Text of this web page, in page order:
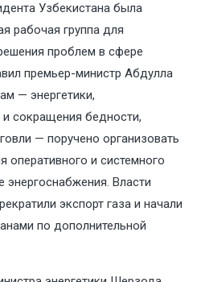
Узбекистана была
рабочая группа для
проблем в сфере
премьер-министр Абдулла
— энергетики,
сокращения бедности,
— поручено организовать
оперативного и системного
Власти
экспорт газа и начали
по дополнительной